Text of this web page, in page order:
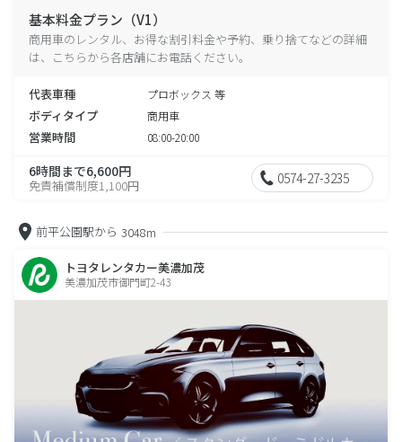
基本料金プラン（V1）
商用車のレンタル、お得な割引料金や予約、乗り捨てなどの詳細
は、こちらから各店舗にお電話ください。
代表車種 プロボックス 等
ボディタイプ 商用車
営業時間 08:00-20:00
6時間まで6,600円
免責補償制度1,100円 0574-27-3235
前平公園駅から 3048m
トヨタレンタカー美濃加茂
美濃加茂市御門町2-43